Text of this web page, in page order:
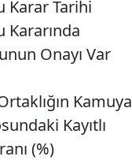
Karar Tarihi
Onayı Var
Kamuya
Kayıtlı
(%)